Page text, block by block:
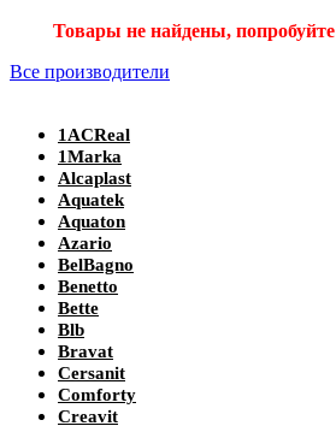
Товары не найдены,
Все производители
1ACReal
1Marka
Alcaplast
Aquatek
Aquaton
Azario
BelBagno
Benetto
Bette
Blb
Bravat
Cersanit
Comforty
Creavit